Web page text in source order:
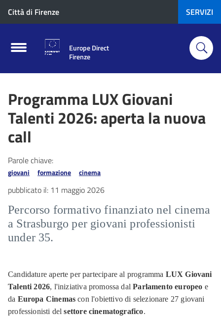
Città di Firenze SERVIZI
Europe Direct
Firenze
Programma LUX Giovani
Talenti 2026: aperta la nuova
call
Parole chiave:
giovani formazione cinema
pubblicato il: 11 maggio 2026
Percorso formativo finanziato nel cinema
a Strasburgo per giovani professionisti
under 35.
Candidature aperte per partecipare al programma LUX Giovani
Talenti 2026, l'iniziativa promossa dalParlamento europeo e
da Europa Cinemas con l'obiettivo di selezionare 27 giovani
professionisti delsettore cinematografico.